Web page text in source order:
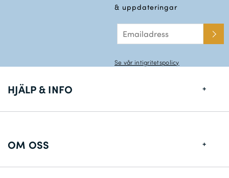
& uppdateringar
Se vår intigritetspolicy
HJÄLP & INFO
OM OSS